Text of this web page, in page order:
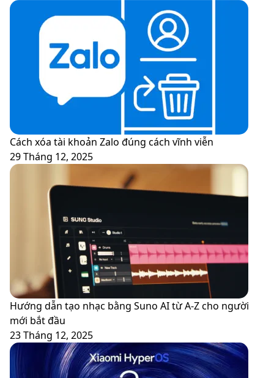
Cách xóa tài khoản Zalo đúng cách vĩnh viễn
29 Tháng 12, 2025
Hướng dẫn tạo nhạc bằng Suno AI từ A-Z cho người
mới bắt đầu
23 Tháng 12, 2025